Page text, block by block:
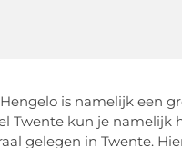
is namelijk een
Twente kun je namelijk
gelegen in Twente.